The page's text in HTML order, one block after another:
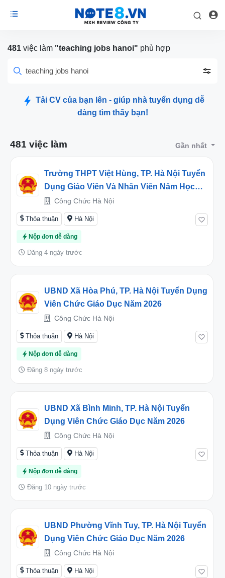
481 việc làm "teaching jobs hanoi" phù hợp
teaching jobs hanoi
Tải CV của bạn lên - giúp nhà tuyển dụng dễ
dàng tìm thấy bạn!
481 việc làm Gần nhất
Trường THPT Việt Hùng, TP. Hà Nội Tuyển
Dụng Giáo Viên Và Nhân Viên Năm Học
2026-2027
Công Chức Hà Nội
Thỏa thuận Hà Nội
Nộp đơn dễ dàng
Đăng 4 ngày trước
UBND Xã Hòa Phú, TP. Hà Nội Tuyển Dụng
Viên Chức Giáo Dục Năm 2026
Công Chức Hà Nội
Thỏa thuận Hà Nội
Nộp đơn dễ dàng
Đăng 8 ngày trước
UBND Xã Bình Minh, TP. Hà Nội Tuyển
Dụng Viên Chức Giáo Dục Năm 2026
Công Chức Hà Nội
Thỏa thuận Hà Nội
Nộp đơn dễ dàng
Đăng 10 ngày trước
UBND Phường Vĩnh Tuy, TP. Hà Nội Tuyển
Dụng Viên Chức Giáo Dục Năm 2026
Công Chức Hà Nội
Thỏa thuận Hà Nội